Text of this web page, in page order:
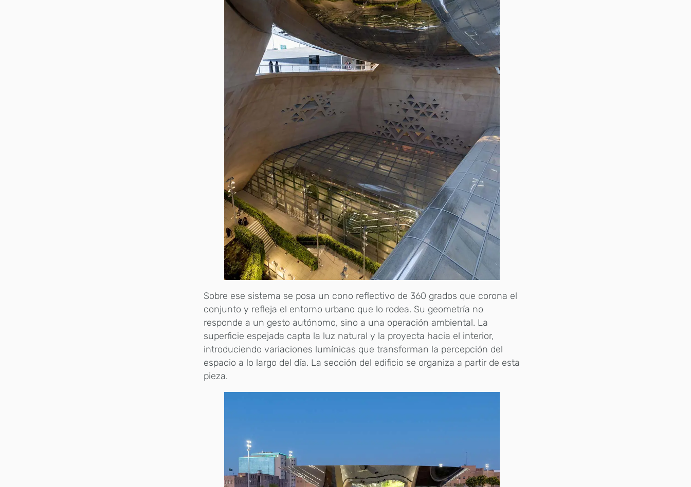
Sobre ese sistema se posa un cono reflectivo de 360 grados que corona el
conjunto y refleja el entorno urbano que lo rodea. Su geometría no
responde a un gesto autónomo, sino a una operación ambiental. La
superficie espejada capta la luz natural y la proyecta hacia el interior,
introduciendo variaciones lumínicas que transforman la percepción del
espacio a lo largo del día. La sección del edificio se organiza a partir de esta
pieza.